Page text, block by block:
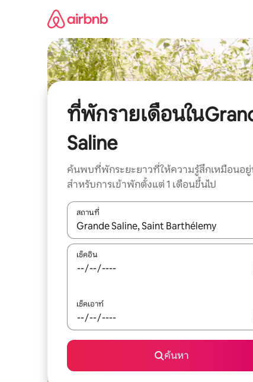
ที่พักรายเดือนใน
Saline
ค้นพบที่พักระยะยาวที่ให้ความรู้สึกเหมือนอ
สำหรับการเข้าพักตั้งแต่ 1 เดือนขึ้นไป
สถานที่
ใช้ลูกศรขึ้นลง หรือใช้การสัมผัสหรือปัด เพื่อสำรว
เช็คอิน
เช็คเอาท์
ค้นหา